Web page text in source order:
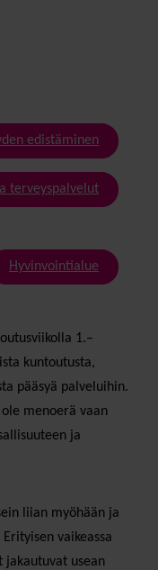
edistäminen
terveyspalvelut
Hyvinvointialue
1.–
kuntoutusta,
pääsyä palveluihin.
menoerä vaan
ja
liian myöhään ja
vaikeassa
jakautuvat usean